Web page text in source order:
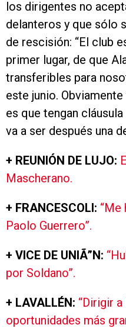
los dirigentes no
delanteros y que sólo
de rescisión: “El club
primer lugar, de que
transferibles para
este junio.
es que tengan
va a ser después una
+ REUNIÓN DE LUJO:
Mascherano.
+ FRANCESCOLI: “Me
Paolo Guerrero”.
+ VICE DE UNIÃ”N:
por Soldano”.
+ LAVALLÉN: “Dirigir
oportunidades más